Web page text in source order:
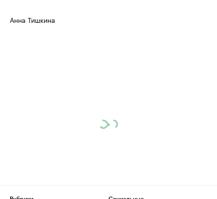
Анна Тишкина